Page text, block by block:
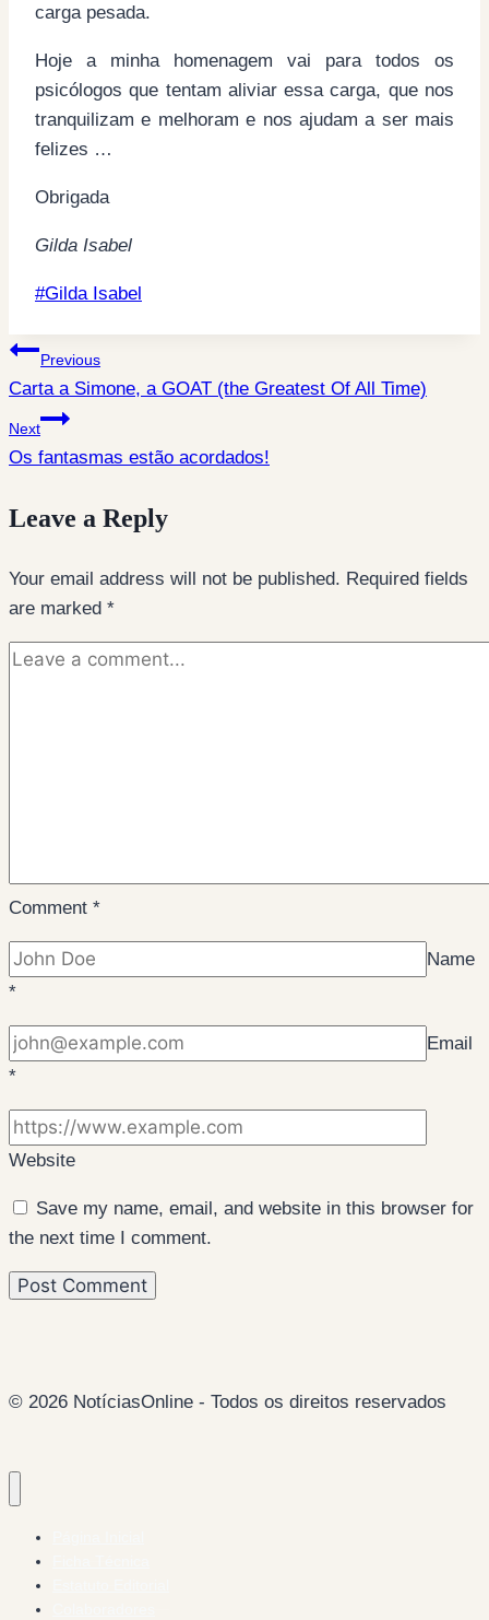
carga pesada.
Hoje a minha homenagem vai para todos os
psicólogos que tentam aliviar essa carga, que nos
tranquilizam e melhoram e nos ajudam a ser mais
felizes …
Obrigada
Gilda Isabel
Post
#Gilda Isabel
Post
navigation
Previous
Carta a Simone, a GOAT (the Greatest Of All Time)
Next
Os fantasmas estão acordados!
Leave a Reply
Your email address will not be published. Required fields
are marked *
Comment *
Name
*
Email
*
Website
Save my name, email, and website in this browser for
the next time I comment.
© 2026 NotíciasOnline - Todos os direitos reservados